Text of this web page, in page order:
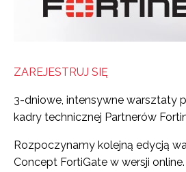
ZAREJESTRUJ SIĘ
3-dniowe, intensywne warsztaty
kadry technicznej Partnerów
Rozpoczynamy kolejną edycją
Concept FortiGate w wersji online.